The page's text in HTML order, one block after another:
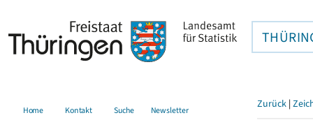
Home Kontakt Suche Newsletter Zurück |